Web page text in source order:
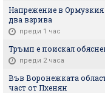
Напрежение в
два взрива
преди 1 час
Тръмп е поискал
преди 2 часа
Във Воронежката
част от Пхенян